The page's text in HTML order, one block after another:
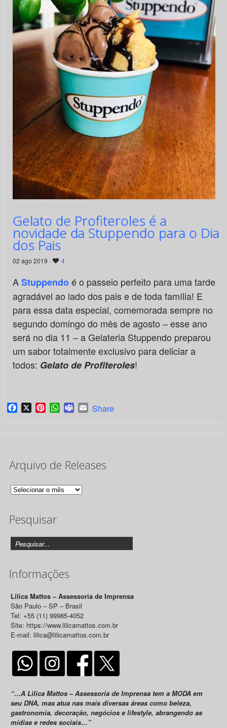
Gelato de Profiteroles é a
novidade da Stuppendo para o Dia
dos Pais
02 ago 2019 · 4
AStuppendoé o passeio perfeito para uma tarde
agradável ao lado dos pais e de toda família! E
para essa data especial, comemorada sempre no
segundo domingo do mês de agosto – esse ano
será no dia 11 – a Gelateria Stuppendo preparou
um sabor totalmente exclusivo para deliciar a
todos: Gelato de Profiteroles!
Facebook
X PinterestWhatsApp
TeamsEmail
Share
Arquivo de Releases
Arquivo
Releases
Pesquisar
Informações
Lilica Mattos – Assessoria de Imprensa
São Paulo – SP – Brasil
Tel: +55 (11) 99985-4052
Site: https://www.lilicamattos.com.br
E-mail: lilica@lilicamattos.com.br
“…A Lilica Mattos – Assessoria de Imprensa tem a MODA em
seu DNA, mas atua nas mais diversas áreas como beleza,
gastronomia, decoração, negócios e lifestyle, abrangendo as
mídias e redes sociais…”